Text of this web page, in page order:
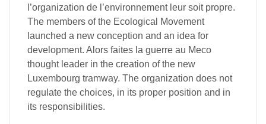
l’organization de l’environnement leur soit propre.
The members of the Ecological Movement
launched a new conception and an idea for
development. Alors faites la guerre au Meco
thought leader in the creation of the new
Luxembourg tramway. The organization does not
regulate the choices, in its proper position and in
its responsibilities.